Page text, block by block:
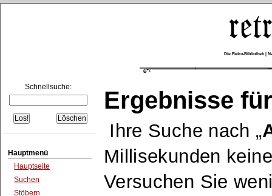
Die Retro-Bibliothek |
Schnellsuche:
Hauptmenü
Hauptseite
Suchen
Stöbern
Ergebnisse
Ihre Suche nach
Millisekunden
Versuchen Sie